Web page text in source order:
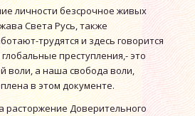
личности безсрочное живых
Света Русь, также
трудятся и здесь говорится
преступления,- это
воли, а наша свобода воли,
в этом документе.
Доверительного